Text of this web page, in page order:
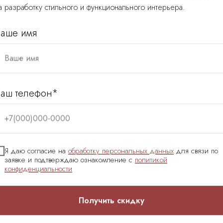
клиенты
стороне.
по которому мы
В общении, по
и продуктивно.
передан был в
Обратились в команду
Интернет. Очень
однокомнатными
Петербурга и для
конкурентный дизайн.
свои предложения. Нам
Читать ещё
разработку стильного и функционального интерьера.
имя
Ваше имя
телефон*
+7(000)000-0000
Я даю согласие на обработку персональных данных для связи по
заявке и подтверждаю ознакомление с политикой
конфиденциальности
Получить скидку